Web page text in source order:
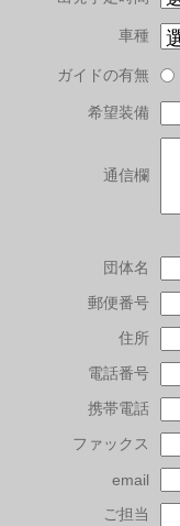
車種
ガイドの有無
希望装備
通信欄
団体名
郵便番号
住所
電話番号
携帯電話
ファックス
email
ご担当